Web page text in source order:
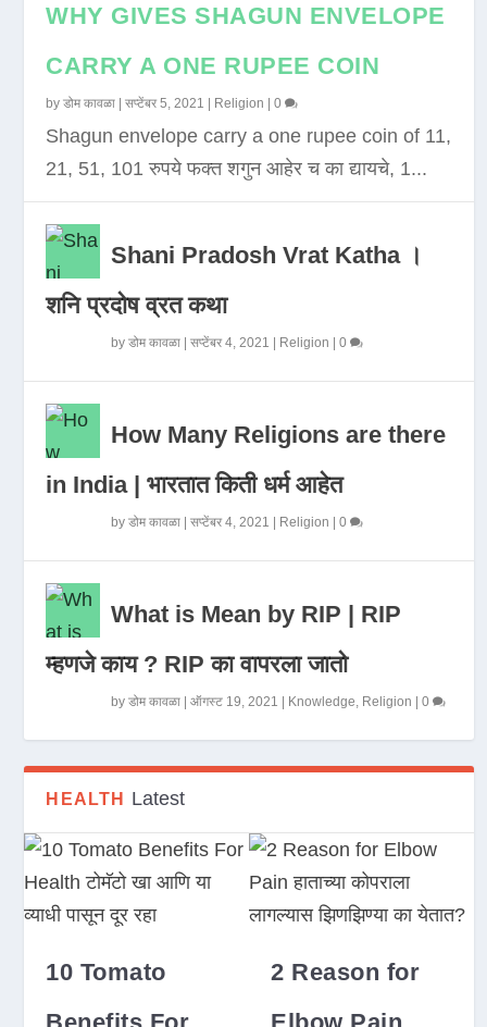
WHY GIVES SHAGUN ENVELOPE
CARRY A ONE RUPEE COIN
byडोम कावळा |सप्टेंबर 5, 2021 Religion |0
Shagun envelope carry a one rupee coin of 11,
21, 51, 101 रुपये फक्त शगुन आहेर च का द्यायचे, 1...
Shani Pradosh Vrat Katha ।
शनि प्रदोष व्रत कथा
byडोम कावळा |सप्टेंबर 4, 2021 Religion |0
How Many Religions are there
in India | भारतात किती धर्म आहेत
byडोम कावळा |सप्टेंबर 4, 2021 Religion |0
What is Mean by RIP | RIP
म्हणजे काय ? RIP का वापरला जातो
byडोम कावळा |ऑगस्ट 19, 2021 Knowledge, Religion |0
HEALTH Latest
10 Tomato
2 Reason for